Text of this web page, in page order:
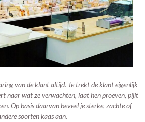
van de klant altijd. Je trekt de klant eigenlijk
naar wat ze verwachten, laat hen proeven, pijlt
Op basis daarvan beveel je sterke, zachte of
soorten kaas aan.